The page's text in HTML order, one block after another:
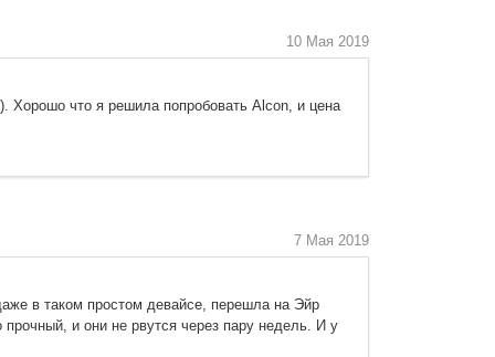
10 Мая 2019
Хорошо что я решила попробовать Аlcon, и цена
7 Мая 2019
в таком простом девайсе, перешла на Эйр
и они не рвутся через пару недель. И у